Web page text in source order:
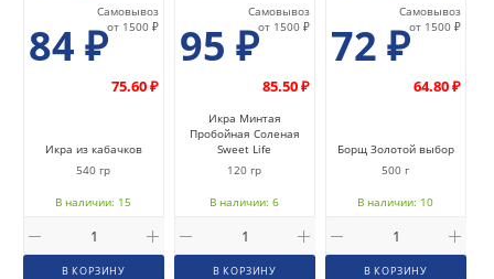
84 ₽
Самовывоз
от 1500 ₽
75.60 ₽
Икра из кабачков
540 гр
В наличии: 15
В КОРЗИНУ
95 ₽
Самовывоз
от 1500 ₽
85.50 ₽
Икра Минтая
Пробойная Соленая
Sweet Life
120 гр
В наличии: 6
В КОРЗИНУ
72 ₽
Самовывоз
от 1500 ₽
64.80 ₽
Борщ Золотой выбор
500 г
В наличии: 10
В КОРЗИНУ